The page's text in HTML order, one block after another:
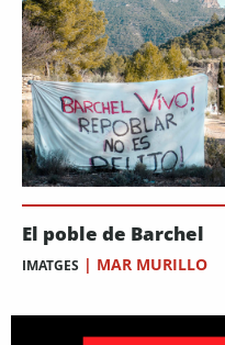
El poble de Barchel
IMATGES | MAR MURILLO